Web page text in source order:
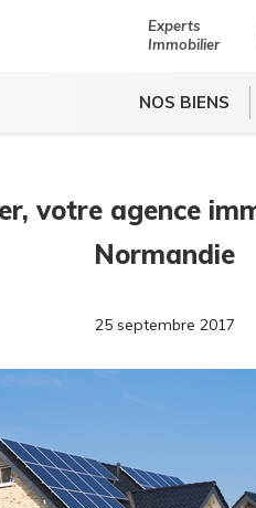
Experts
Immobilier
NOS BIENS
votre agence
Normandie
25 septembre 2017